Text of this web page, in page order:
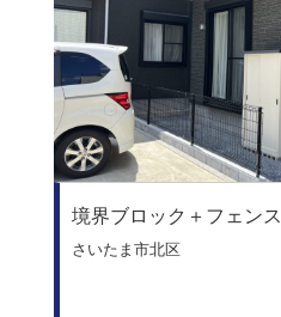
境界ブロック＋フェンス
さいたま市北区